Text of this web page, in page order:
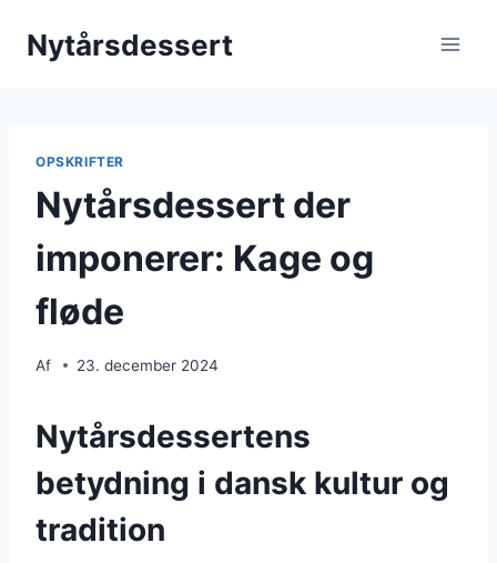
Nytårsdessert
OPSKRIFTER
Nytårsdessert der
imponerer: Kage og
fløde
Af 23. december 2024
Nytårsdessertens
betydning i dansk kultur og
tradition